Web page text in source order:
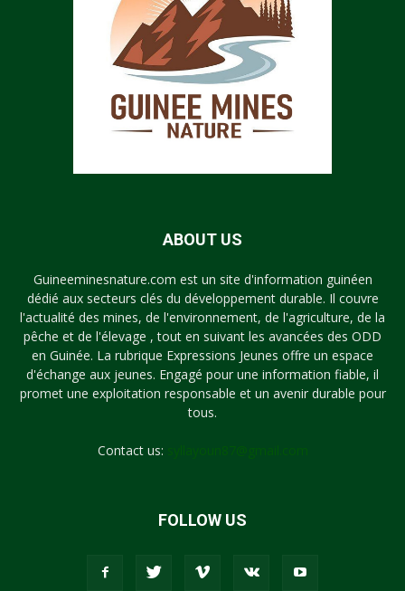
ABOUT US
Guineeminesnature.com est un site d'information guinéen
dédié aux secteurs clés du développement durable. Il couvre
l'actualité des mines, de l'environnement, de l'agriculture, de la
pêche et de l'élevage , tout en suivant les avancées des ODD
en Guinée. La rubrique Expressions Jeunes offre un espace
d'échange aux jeunes. Engagé pour une information fiable, il
promet une exploitation responsable et un avenir durable pour
tous.
Contact us:
FOLLOW US